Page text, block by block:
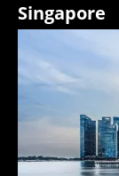
Singapore